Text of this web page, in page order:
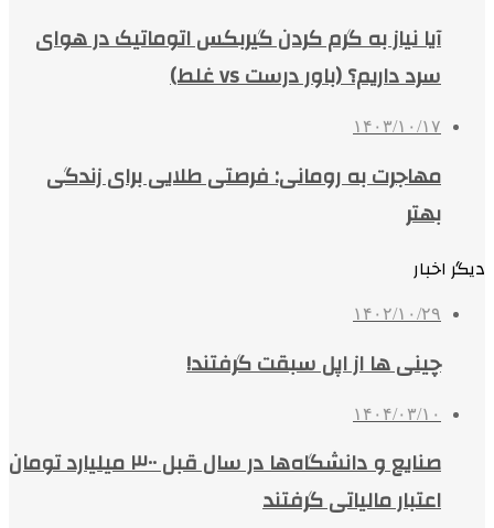
آیا نیاز به گرم کردن گیربکس اتوماتیک در هوای
سرد داریم؟ (باور درست vs غلط)
۱۴۰۳/۱۰/۱۷
مهاجرت به رومانی: فرصتی طلایی برای زندگی
بهتر
دیگر اخبار
۱۴۰۲/۱۰/۲۹
چینی ها از اپل سبقت گرفتند!
۱۴۰۴/۰۳/۱۰
صنایع و دانشگاه‌ها در سال قبل ۳۰۰ میلیارد تومان
اعتبار مالیاتی گرفتند